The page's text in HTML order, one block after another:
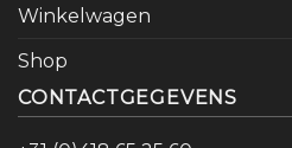
Winkelwagen
Shop
CONTACTGEGEVENS